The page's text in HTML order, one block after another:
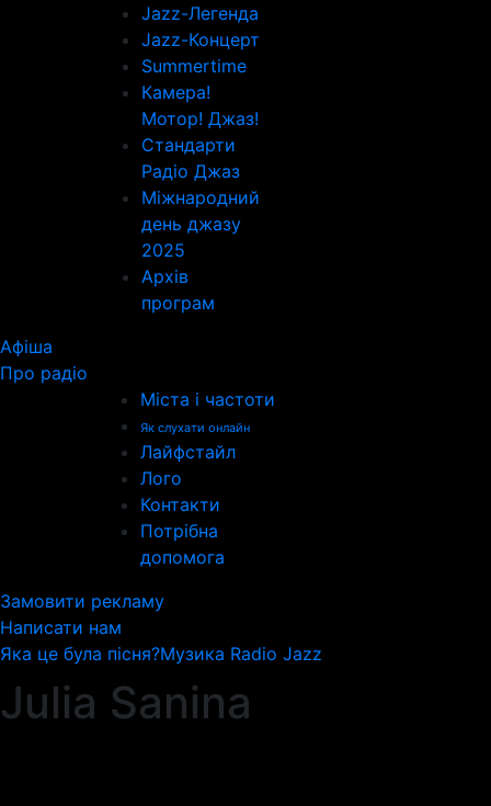
Jazz-Легенда
Jazz-Концерт
Summertime
Камера!
Мотор! Джаз!
Стандарти
Радіо Джаз
Міжнародний
день джазу
2025
Архів
програм
Афіша
Про радіо
Міста і частоти
Як слухати онлайн
Лайфстайл
Лого
Контакти
Потрібна
допомога
Замовити рекламу
Написати нам
Яка це була пісня?Музика Radio Jazz
Julia Sanina